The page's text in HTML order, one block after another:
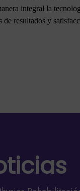
integral la
resultados y